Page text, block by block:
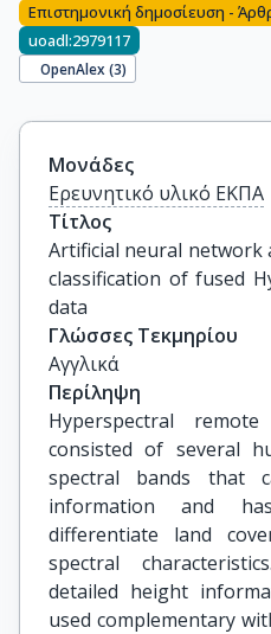
Επιστημονική δημοσίευση -
uoadl:2979117
OpenAlex (3)
Μονάδες
Ερευνητικό υλικό ΕΚΠΑ
Τίτλος
Artificial neural network
classification of fused
data
Γλώσσες Τεκμηρίου
Αγγλικά
Περίληψη
Hyperspectral
consisted of several
spectral bands that
information and
differentiate land
spectral
detailed height
used complementary